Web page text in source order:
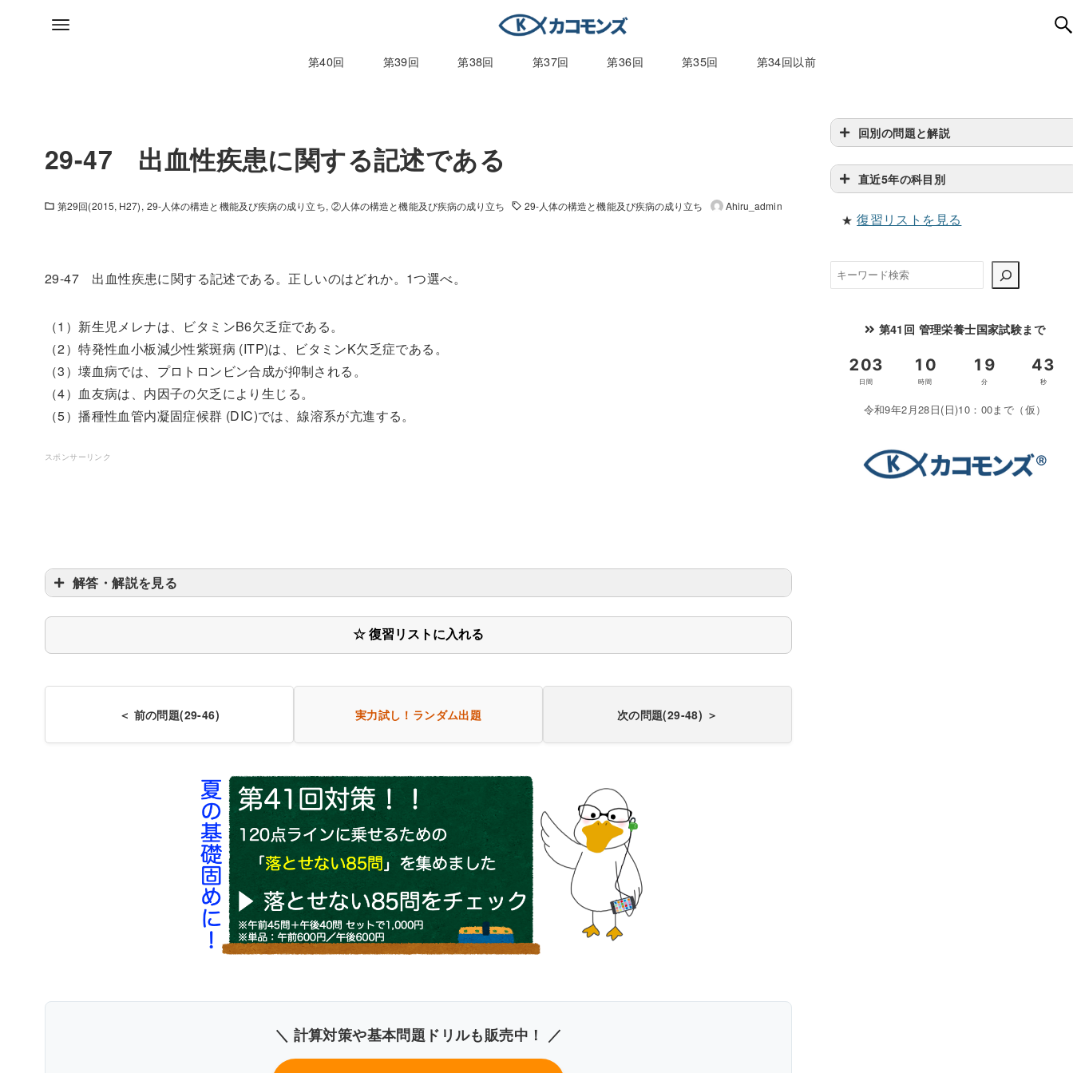
第40回 第39回 第38回 第37回 第36回 第35回 第34回以前
29-47 出血性疾患に関する記述である
第29回(2015, H27) 29-人体の構造と機能及び疾病の成り立ち ②人体の構造と機能及び疾病の成り立ち 29-人体の構造と機能及び疾病の成り立ち Ahiru_admin
29-47 出血性疾患に関する記述である。正しいのはどれか。1つ選べ。
（1）新生児メレナは、ビタミンB6欠乏症である。
（2）特発性血小板減少性紫斑病 (ITP)は、ビタミンK欠乏症である。
（3）壊血病では、プロトロンビン合成が抑制される。
（4）血友病は、内因子の欠乏により生じる。
（5）播種性血管内凝固症候群 (DIC)では、線溶系が亢進する。
スポンサーリンク
解答・解説を見る
☆ 復習リストに入れる
＜ 前の問題(29-46) 実力試し！ ランダム出題 次の問題(29-48) ＞
＼ 計算対策や基本問題ドリルも販売中！ ／
回別の問題と解説
直近5年の科目別
★復習リストを見る
検
索
第41回 管理栄養士国家試験まで
令和9年2月28日(日)10：00まで（仮）